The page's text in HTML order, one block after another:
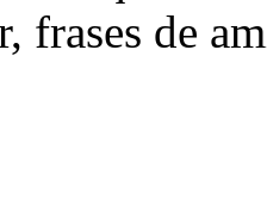
frases de